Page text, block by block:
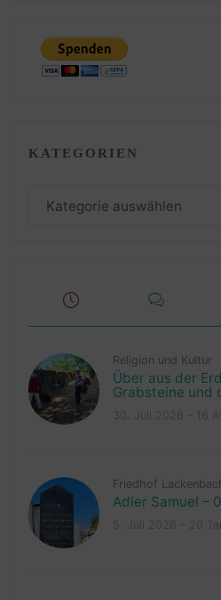
KATEGORIEN
Religion und Kultur
Über aus der
Grabsteine und
Friedhof
Adler Samuel –